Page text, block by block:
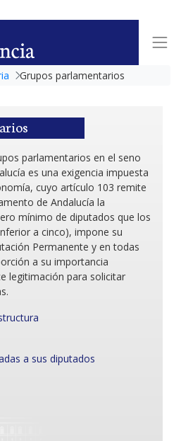
Grupos parlamentarios
parlamentarios en el seno
es una exigencia impuesta
cuyo artículo 103 remite
de Andalucía la
mínimo de diputados que los
a cinco), impone su
Permanente y en todas
a su importancia
legitimación para solicitar
a sus diputados